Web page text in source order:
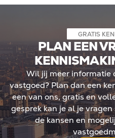
GRATIS
PLAN EEN
Wil jij meer informatie
vastgoed? Plan dan een
een van ons, gratis en
gesprek kan je al je
de kansen en